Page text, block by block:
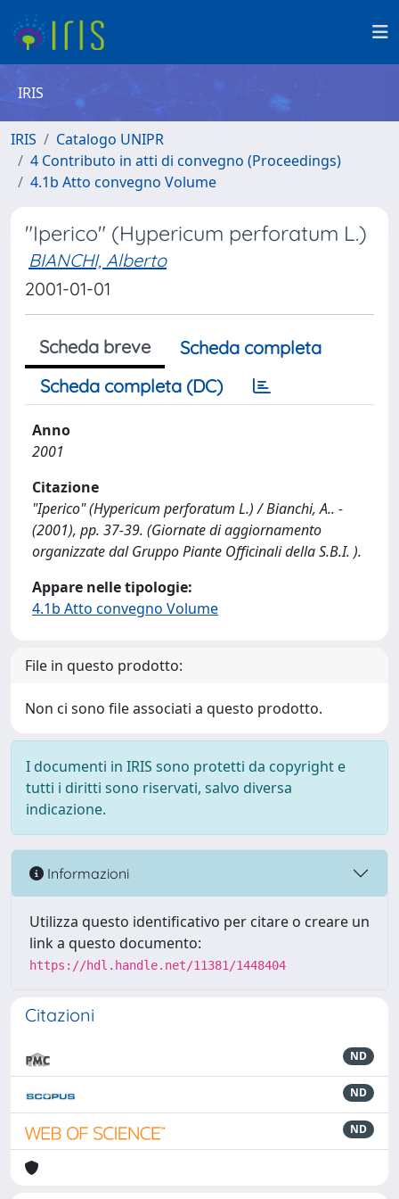
IRIS
IRIS
Catalogo UNIPR
4 Contributo in atti di convegno (Proceedings)
4.1b Atto convegno Volume
"Iperico" (Hypericum perforatum L.)
BIANCHI, Alberto
2001-01-01
Scheda breve
Scheda completa
Scheda completa (DC)
Anno
2001
Citazione
"Iperico" (Hypericum perforatum L.) / Bianchi, A.. -
(2001), pp. 37-39. (Giornate di aggiornamento
organizzate dal Gruppo Piante Officinali della S.B.I. ).
Appare nelle tipologie:
4.1b Atto convegno Volume
File in questo prodotto:
Non ci sono file associati a questo prodotto.
I documenti in IRIS sono protetti da copyright e
tutti i diritti sono riservati, salvo diversa
indicazione.
Informazioni
Utilizza questo identificativo per citare o creare un
link a questo documento:
https://hdl.handle.net/11381/1448404
Citazioni
ND
ND
ND